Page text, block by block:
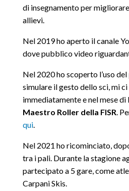
di insegnamento per
allievi.
Nel 2019 ho aperto il canale
dove pubblico video
Nel 2020 ho scoperto l’uso del
simulare il gesto dello sci, mi
immediatamente e nel mese
Maestro Roller della FISR.
qui.
Nel 2021 ho ricominciato,
tra i pali. Durante la stagione
partecipato a 5 gare, come
Carpani Skis.